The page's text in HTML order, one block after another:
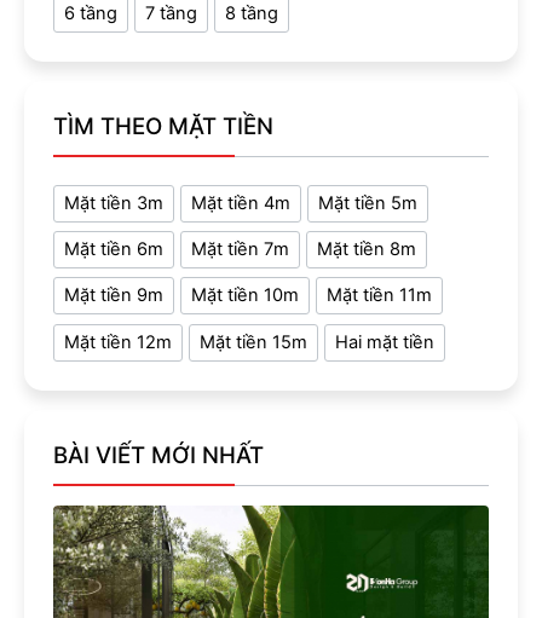
6 tầng 7 tầng 8 tầng
TÌM THEO MẶT TIỀN
Mặt tiền 3m Mặt tiền 4m Mặt tiền 5m
Mặt tiền 6m Mặt tiền 7m Mặt tiền 8m
Mặt tiền 9m Mặt tiền 10m Mặt tiền 11m
Mặt tiền 12m Mặt tiền 15m Hai mặt tiền
BÀI VIẾT MỚI NHẤT